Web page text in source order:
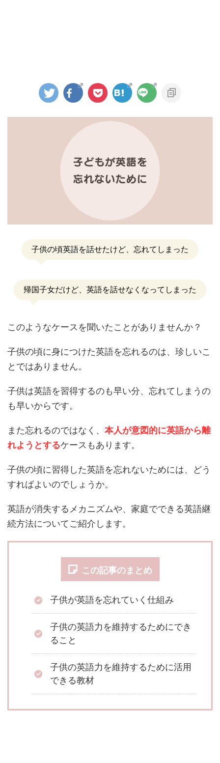
子供の頃英語を話せたけど、忘れてしまった
帰国子女だけど、英語を話せなくなってしまった
このようなケースを聞いたことがありませんか？
子供の頃に身につけた英語を忘れるのは、珍しいこ
とではありません。
子供は英語を習得するのも早い分、忘れてしまうの
も早いからです。
また忘れるのではなく、 本人が意図的に英語から離
れようとするケースもあります。
子供の頃に習得した英語を忘れないためには、どう
すればよいのでしょうか。
英語が消失するメカニズムや、家庭でできる英語継
続方法についてご紹介します。
この記事のまとめ
子供が英語を忘れていく仕組み
子供の英語力を維持するためにでき
ること
子供の英語力を維持するために活用
できる教材